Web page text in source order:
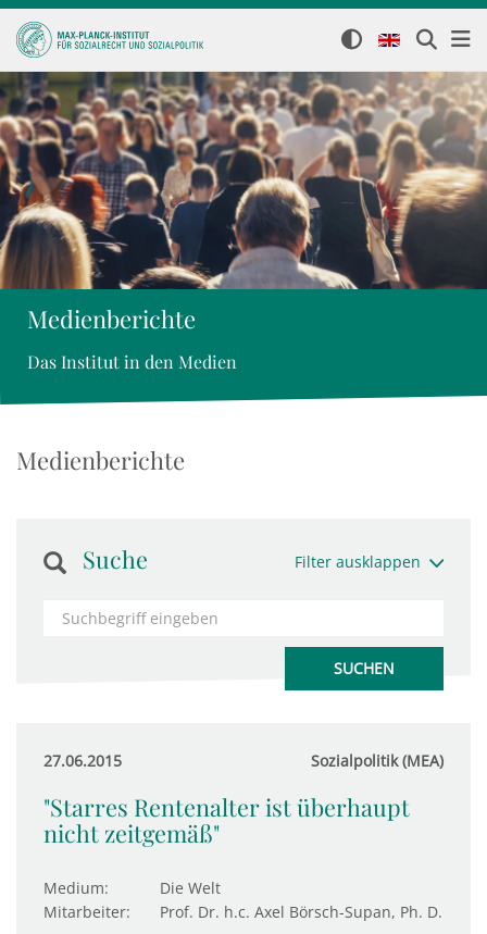
Medienberichte
Das Institut in den Medien
Medienberichte
Suche Filter ausklappen
27.06.2015 Sozialpolitik (MEA)
"Starres Rentenalter ist überhaupt
nicht zeitgemäß"
Medium:
Die Welt
Mitarbeiter:
Prof. Dr. h.c. Axel Börsch-Supan, Ph. D.